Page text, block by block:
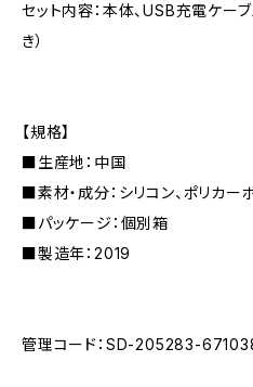
セット内容：本体、USB充電ケー
き）
【規格】
■生産地：中国
■素材・成分：シリコン、ポリカー
■パッケージ：個別箱
■製造年：2019
管理コード：SD-205283-